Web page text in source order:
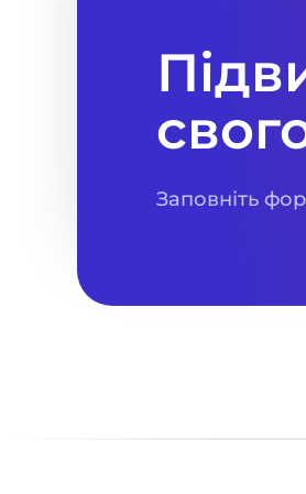
Заповніть